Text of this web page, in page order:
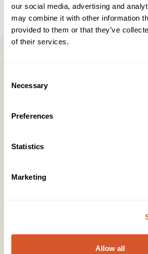
our social media, advertising and
may combine it with other information
provided to them or that they’ve
of their services.
Selection
Necessary
Preferences
Statistics
Marketing
Allow all
deretter steriliseres. Dette skal gjøres før
bruk.
Kontakt
KONTOR HUDAVDELING
post@biovital.no